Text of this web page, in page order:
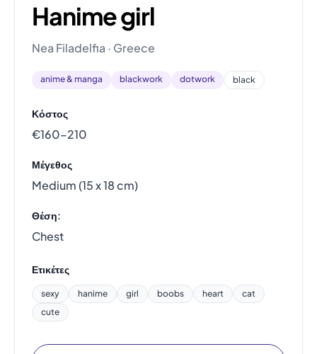
Hanime girl
Nea Filadelfia · Greece
anime & manga blackwork dotwork black
Κόστος
€160–210
Μέγεθος
Medium (15 x 18 cm)
Θέση:
Chest
Ετικέτες
sexy hanime girl boobs heart
cat
cute